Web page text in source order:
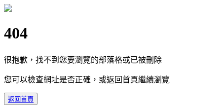
404
很抱歉，找不到您要瀏覽的部落格或已被刪除
您可以檢查網址是否正確，或返回首頁繼續瀏覽
返回首頁